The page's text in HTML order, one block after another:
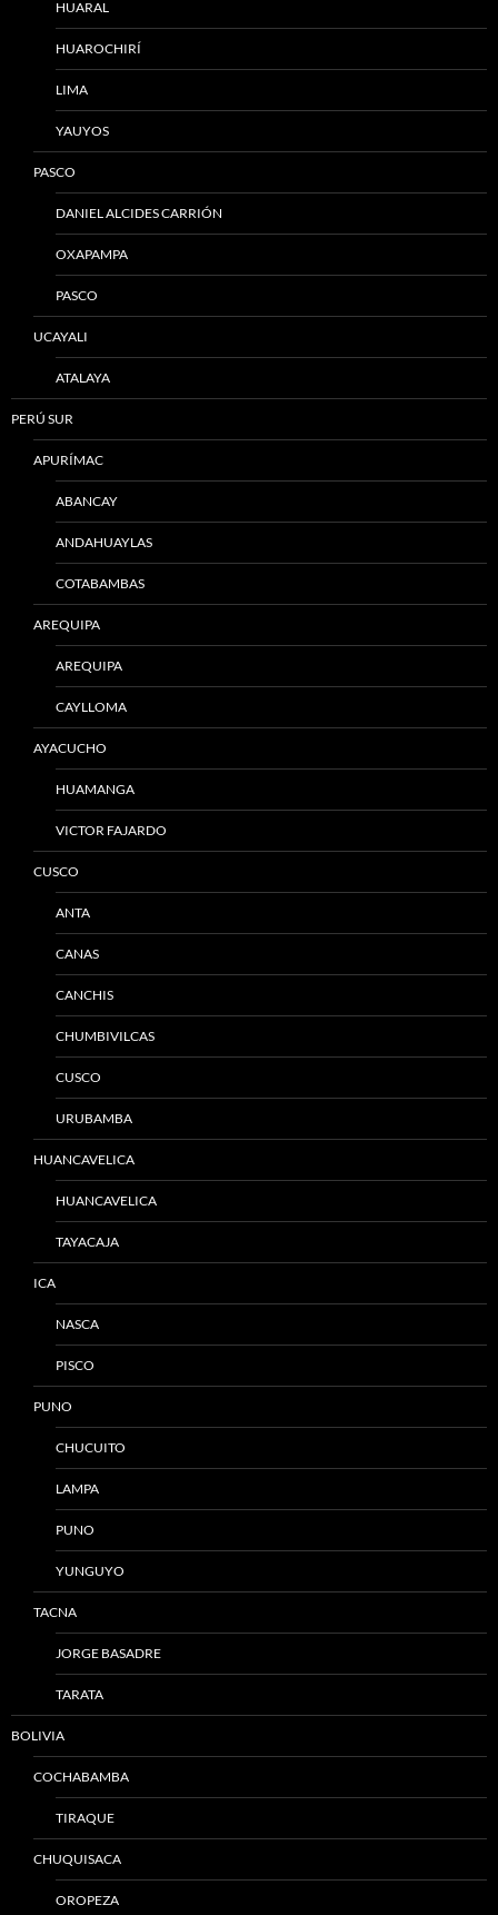
HUARAL
HUAROCHIRÍ
LIMA
YAUYOS
PASCO
DANIEL ALCIDES CARRIÓN
OXAPAMPA
PASCO
UCAYALI
ATALAYA
PERÚ SUR
APURÍMAC
ABANCAY
ANDAHUAYLAS
COTABAMBAS
AREQUIPA
AREQUIPA
CAYLLOMA
AYACUCHO
HUAMANGA
VICTOR FAJARDO
CUSCO
ANTA
CANAS
CANCHIS
CHUMBIVILCAS
CUSCO
URUBAMBA
HUANCAVELICA
HUANCAVELICA
TAYACAJA
ICA
NASCA
PISCO
PUNO
CHUCUITO
LAMPA
PUNO
YUNGUYO
TACNA
JORGE BASADRE
TARATA
BOLIVIA
COCHABAMBA
TIRAQUE
CHUQUISACA
OROPEZA